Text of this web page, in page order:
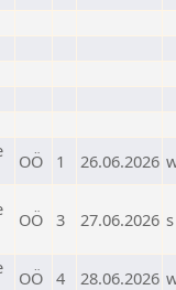
OÖ 1 26.06.2026
OÖ 3 27.06.2026 s
OÖ 4 28.06.2026